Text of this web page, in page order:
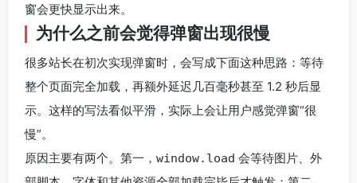
窗会更快显示出来。
为什么之前会觉得弹窗出现很慢
很多站长在初次实现弹窗时，会写成下面这种思路：等待
整个页面完全加载，再额外延迟几百毫秒甚至 1.2 秒后显
示。这样的写法看似平滑，实际上会让用户感觉弹窗“很
慢”。
原因主要有两个。第一， window.load 会等待图片、外